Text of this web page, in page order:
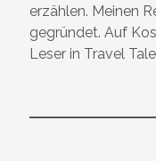
erzählen. Meinen
gegründet. Auf
Leser in Travel